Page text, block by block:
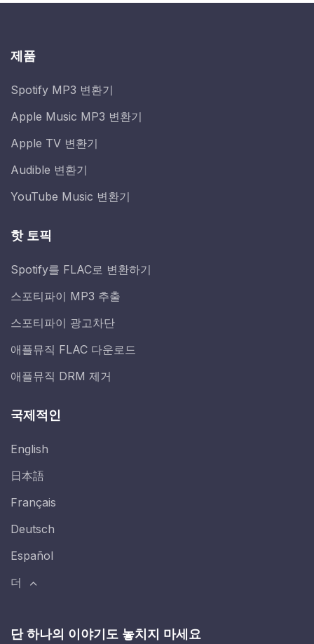
제품
Spotify MP3 변환기
Apple Music MP3 변환기
Apple TV 변환기
Audible 변환기
YouTube Music 변환기
핫 토픽
Spotify를 FLAC로 변환하기
스포티파이 MP3 추출
스포티파이 광고차단
애플뮤직 FLAC 다운로드
애플뮤직 DRM 제거
국제적인
English
日本語
Français
Deutsch
Español
더
단 하나의 이야기도 놓치지 마세요